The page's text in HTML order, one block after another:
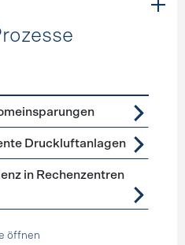
und Prozesse
Druckluftanlagen
in Rechenzentren
öffnen